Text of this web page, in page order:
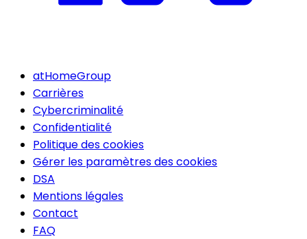
atHomeGroup
Carrières
Cybercriminalité
Confidentialité
Politique des cookies
Gérer les paramètres des cookies
DSA
Mentions légales
Contact
FAQ